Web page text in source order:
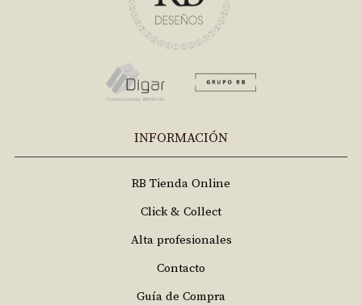
INFORMACIÓN
RB Tienda Online
Click & Collect
Alta profesionales
Contacto
Guía de Compra